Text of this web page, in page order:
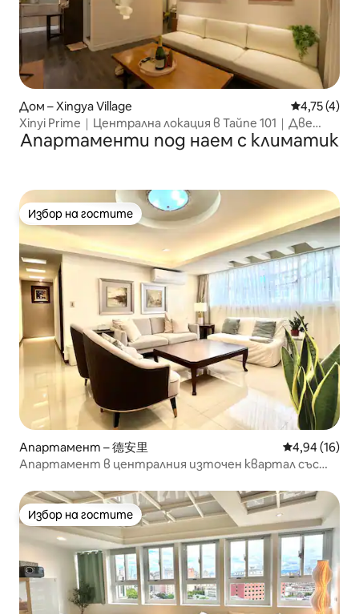
Дом – Xingya Village Средна
4,75 (4)
Xinyi Prime｜Централна локация в Тайпе 101｜Две
спални и всекидневна｜Луксозен жилищен комплекс
Xinyi｜Жилищен комплекс 101｜Тих и комфортен
Апартаменти под наем с климатик
Избор на гостите
Избор на гостите
Апартамент – 德安里 Средна
4,94 (16)
Апартамент в централния източен квартал със
Избор на гостите
Избор на гостите